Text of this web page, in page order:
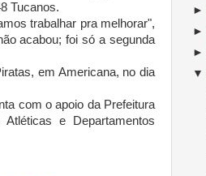
Tucanos.
trabalhar pra melhorar",
acabou; foi só a segunda
em Americana, no dia
com o apoio da Prefeitura
e Departamentos
►
►
►
▼